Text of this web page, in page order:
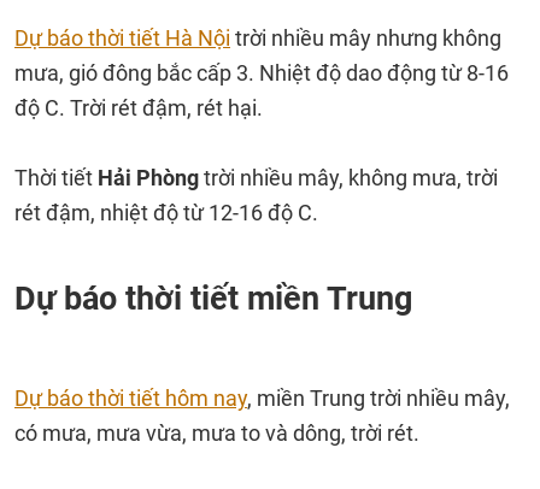
Dự báo thời tiết Hà Nội trời nhiều mây nhưng không
mưa, gió đông bắc cấp 3. Nhiệt độ dao động từ 8-16
độ C. Trời rét đậm, rét hại.
Thời tiết Hải Phòngtrời nhiều mây, không mưa, trời
rét đậm, nhiệt độ từ 12-16 độ C.
Dự báo thời tiết miền Trung
Dự báo thời tiết hôm nay, miền Trung trời nhiều mây,
có mưa, mưa vừa, mưa to và dông, trời rét.